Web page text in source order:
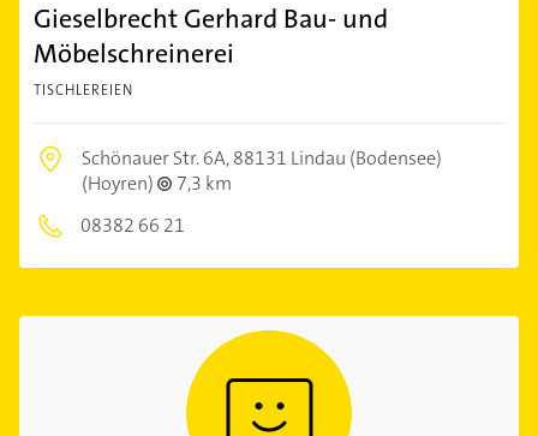
Gieselbrecht Gerhard Bau- und
Möbelschreinerei
TISCHLEREIEN
Schönauer Str. 6A,88131 Lindau (Bodensee)
(Hoyren)
7,3 km
08382 66 21